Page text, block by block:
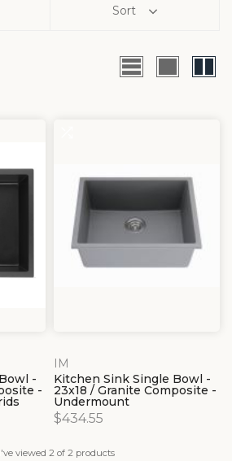
Sort
-
-
IM
Kitchen Sink Single Bowl -
23x18 / Granite Composite -
Undermount
$434.55
viewed 2 of 2 products